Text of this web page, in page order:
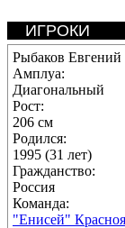
ИГРОКИ
Рыбаков
Амплуа:
Диагональный
Рост:
206 см
Родился:
1995 (31 лет)
Гражданство:
Россия
Команда:
"Енисей"